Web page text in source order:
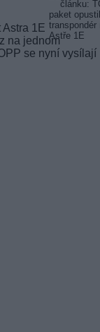
1E
na jednom
se nyní vysílají